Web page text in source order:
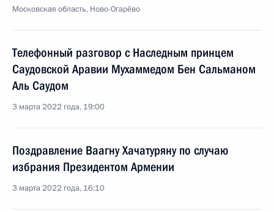
Московская область, Ново-Огарёво
Телефонный разговор с Наследным принцем
Саудовской Аравии Мухаммедом Бен Сальманом
Аль Саудом
3 марта 2022 года, 19:00
Поздравление Ваагну Хачатуряну по случаю
избрания Президентом Армении
3 марта 2022 года, 16:10